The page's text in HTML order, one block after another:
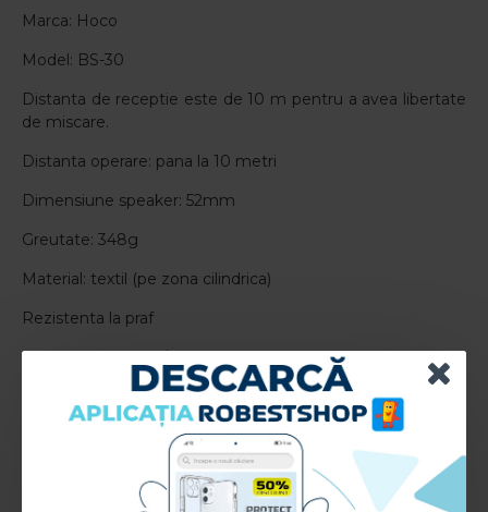
Marca: Hoco
Model: BS-30
Distanta de receptie este de 10 m pentru a avea libertate
de miscare.
Distanta operare: pana la 10 metri
Dimensiune speaker: 52mm
Greutate: 348g
Material: textil (pe zona cilindrica)
Rezistenta la praf
Slot: card microSD/TF
Porturi: 3.5mm Jack
Incarcare: cablu microUSB
Baterie: Li-ion 2000 mAh clasa A